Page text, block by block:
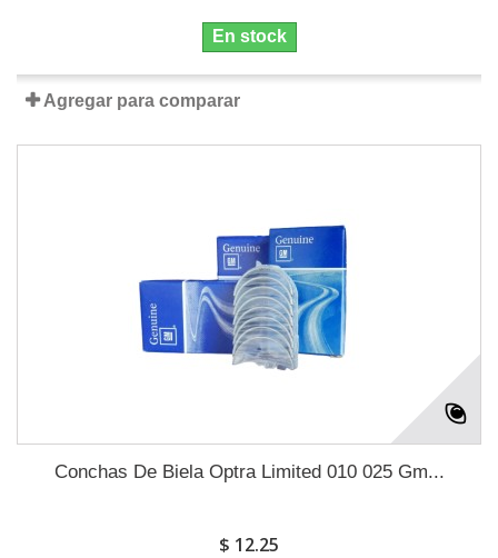
En stock
Agregar para comparar
Conchas De Biela Optra Limited 010 025 Gm...
$ 12.25